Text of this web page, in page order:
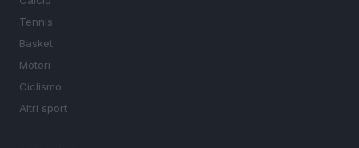
Tennis
Basket
Motori
Ciclismo
Altri sport